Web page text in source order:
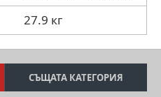
27.9 кг
СЪЩАТА КАТЕГОРИЯ